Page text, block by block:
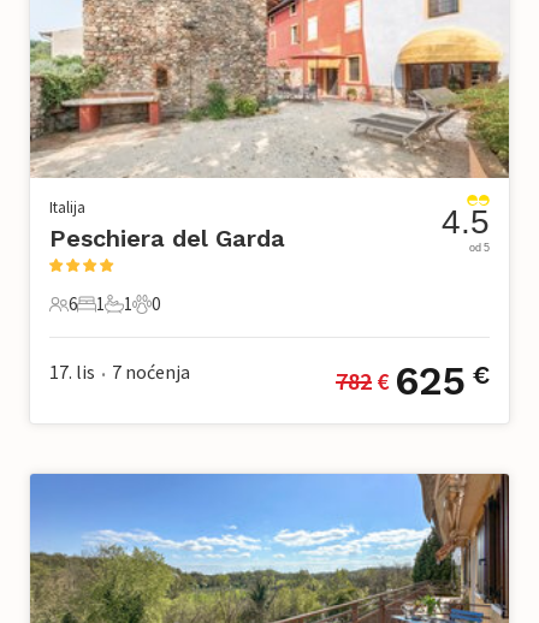
Italija
Peschiera del Garda
6 Gosti
6
1 Spavaća soba
1
1 Kupaonica
1
0 Kućni ljubimac
0
4.5
od 5
17. lis • 7 noćenja 782 € 625 €